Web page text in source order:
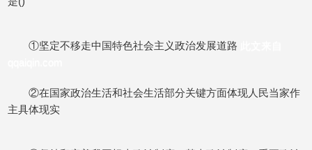
①坚定不移走中国特色社会主义政治发展道路
②在国家政治生活和社会生活部分关键方面体现人民当家作
主具体现实